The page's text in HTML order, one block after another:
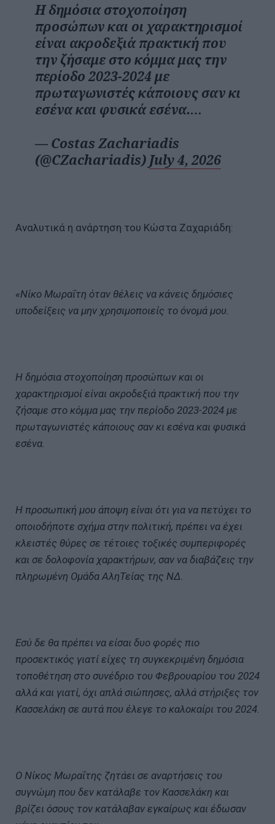
Η δημόσια στοχοποίηση
προσώπων και οι χαρακτηρισμοί
είναι ακροδεξιά πρακτική που
την ζήσαμε στο κόμμα μας την
περίοδο 2023-2024 με
πρωταγωνιστές κάποιους σαν κι
εσένα και φυσικά εσένα.…
— Costas Zachariadis
(@CZachariadis) July 4, 2026
Αναλυτικά η ανάρτηση του Κώστα Ζαχαριάδη:
«Νίκο Μωραΐτη όταν θέλεις να κάνεις δημόσιες
υποδείξεις να μην χρησιμοποιείς το όνομά μου.
Η δημόσια στοχοποίηση προσώπων και οι
χαρακτηρισμοί είναι ακροδεξιά πρακτική που την
ζήσαμε στο κόμμα μας την περίοδο 2023-2024 με
πρωταγωνιστές κάποιους σαν κι εσένα και φυσικά
εσένα.
Η προσωπική μου άποψη είναι ότι για να πετύχει το
οποιοδήποτε σχήμα στην πολιτική, πρέπει να έχει
κλειστές θύρες σε τέτοιες τοξικές συμπεριφορές
και σε δολοφονία χαρακτήρων, σαν να διαβάζεις την
πληρωμένη Ομάδα ΑληΤείας της ΝΔ.
Εσύ δε θα πρέπει να είσαι δυο φορές πιο
προσεκτικός γιατί είχες τη συγκεκριμένη δημόσια
τοποθέτηση στο συνέδριο του Φεβρουαρίου του 2024
αλλά και γιατί, όχι απλά σιώπησες, αλλά στήριξες τον
Κασσελάκη σε αυτά που έλεγε το καλοκαίρι του 2024.
O Νίκος Μωραΐτης ζητάει σε αναρτήσεις του
συγνώμη που δεν κατάλαβε τον Κασσελάκη και
βρίζει όσους τον κατάλαβαν εγκαίρως και έδωσαν